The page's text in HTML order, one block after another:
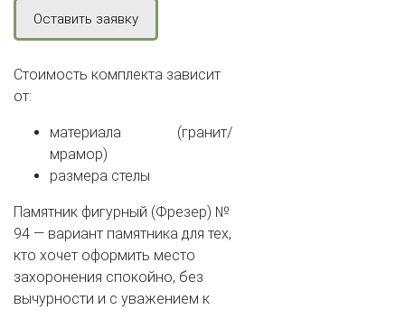
Оставить заявку
Стоимость комплекта зависит
от:
материала (гранит/
мрамор)
размера стелы
Памятник фигурный (Фрезер) №
94 — вариант памятника для тех,
кто хочет оформить место
захоронения спокойно, без
вычурности и с уважением к